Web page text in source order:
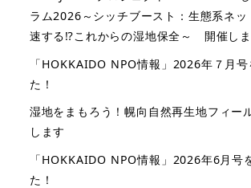
ラム2026～シッチブースト：生態系ネッ
速する⁉これからの湿地保全～ 開催し
「HOKKAIDO NPO情報」2026年７月
た！
湿地をまもろう！幌向自然再生地フィー
します
「HOKKAIDO NPO情報」2026年6月号
た！